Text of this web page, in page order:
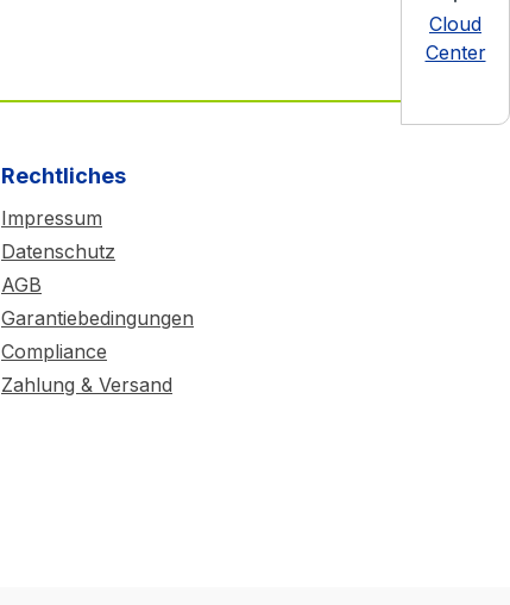
Cloud
Center
Rechtliches
Impressum
Datenschutz
AGB
Garantiebedingungen
Compliance
Zahlung & Versand